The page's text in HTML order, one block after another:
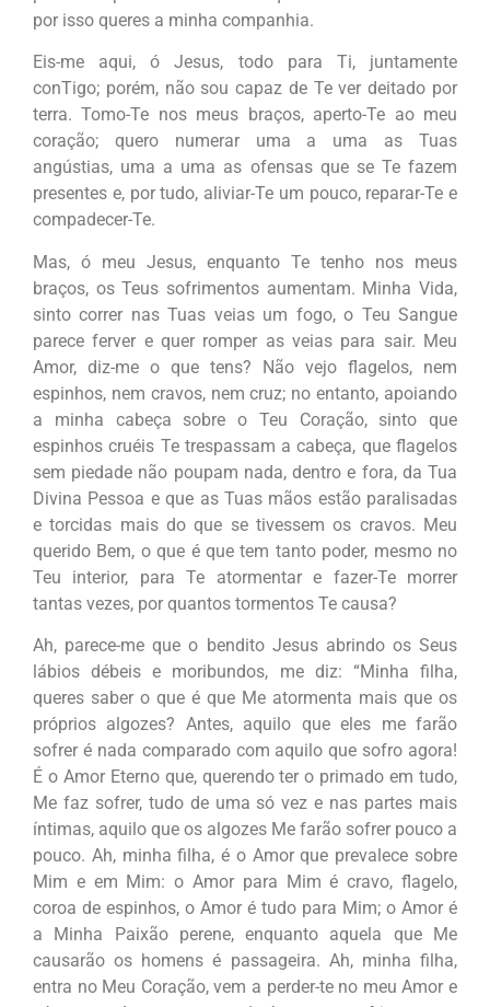
por isso queres a minha companhia.
Eis-me aqui, ó Jesus, todo para Ti, juntamente
conTigo; porém, não sou capaz de Te ver deitado por
terra. Tomo-Te nos meus braços, aperto-Te ao meu
coração; quero numerar uma a uma as Tuas
angústias, uma a uma as ofensas que se Te fazem
presentes e, por tudo, aliviar-Te um pouco, reparar-Te e
compadecer-Te.
Mas, ó meu Jesus, enquanto Te tenho nos meus
braços, os Teus sofrimentos aumentam. Minha Vida,
sinto correr nas Tuas veias um fogo, o Teu Sangue
parece ferver e quer romper as veias para sair. Meu
Amor, diz-me o que tens? Não vejo flagelos, nem
espinhos, nem cravos, nem cruz; no entanto, apoiando
a minha cabeça sobre o Teu Coração, sinto que
espinhos cruéis Te trespassam a cabeça, que flagelos
sem piedade não poupam nada, dentro e fora, da Tua
Divina Pessoa e que as Tuas mãos estão paralisadas
e torcidas mais do que se tivessem os cravos. Meu
querido Bem, o que é que tem tanto poder, mesmo no
Teu interior, para Te atormentar e fazer-Te morrer
tantas vezes, por quantos tormentos Te causa?
Ah, parece-me que o bendito Jesus abrindo os Seus
lábios débeis e moribundos, me diz: “Minha filha,
queres saber o que é que Me atormenta mais que os
próprios algozes? Antes, aquilo que eles me farão
sofrer é nada comparado com aquilo que sofro agora!
É o Amor Eterno que, querendo ter o primado em tudo,
Me faz sofrer, tudo de uma só vez e nas partes mais
íntimas, aquilo que os algozes Me farão sofrer pouco a
pouco. Ah, minha filha, é o Amor que prevalece sobre
Mim e em Mim: o Amor para Mim é cravo, flagelo,
coroa de espinhos, o Amor é tudo para Mim; o Amor é
a Minha Paixão perene, enquanto aquela que Me
causarão os homens é passageira. Ah, minha filha,
entra no Meu Coração, vem a perder-te no meu Amor e